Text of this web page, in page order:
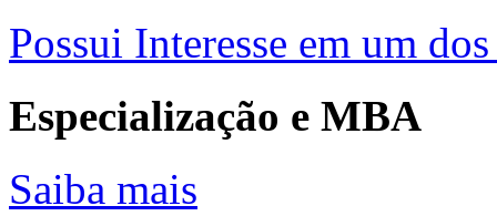
Possui Interesse em um
Especialização e MBA
Saiba mais